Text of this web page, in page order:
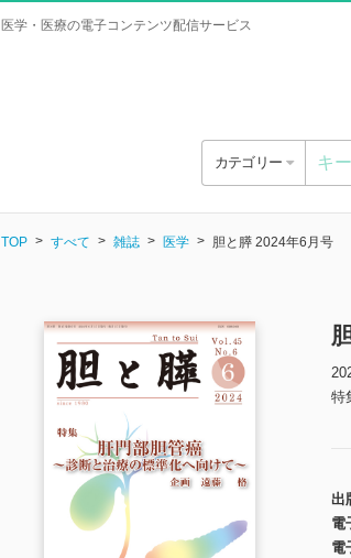
医学・医療の電子コンテンツ配信サービス
カテゴリー
TOP すべて 雑誌 医学 胆と膵 2024年6月号
特
出
電
電